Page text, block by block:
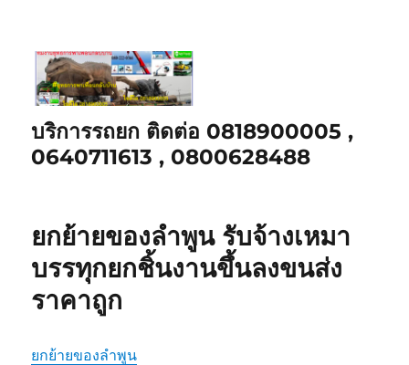
บริการรถยก ติดต่อ 0818900005 ,
0640711613 , 0800628488
ยกย้ายของลำพูน รับจ้างเหมา
บรรทุกยกชิ้นงานขึ้นลงขนส่ง
ราคาถูก
ยกย้ายของลำพูน